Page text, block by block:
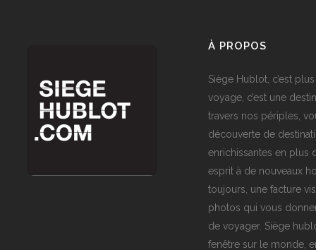
À PROPOS
Siège Hublot, c’est
voyage, c’est une
travers nos périples,
découverte de
enrichissantes en plus
esprit à de nouveaux
toujours, une facture
photos qui vous
de voyager. Siège
fenêtre sur le monde,